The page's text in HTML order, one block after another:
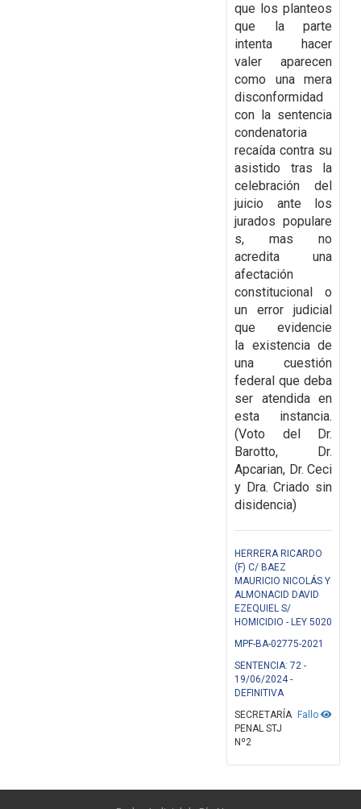
que los planteos
que la parte
intenta hacer
valer aparecen
como una mera
disconformidad
con la sentencia
condenatoria
recaída contra su
asistido tras la
celebración del
juicio ante los
jurados populare
s, mas no
acredita una
afectación
constitucional o
un error judicial
que evidencie
la existencia de
una cuestión
federal que deba
ser atendida en
esta instancia.
(Voto del Dr.
Barotto, Dr.
Apcarian, Dr. Ceci
y Dra. Criado sin
disidencia)
HERRERA RICARDO
(F) C/ BAEZ
MAURICIO NICOLÁS Y
ALMONACID DAVID
EZEQUIEL S/
HOMICIDIO - LEY 5020
MPF-BA-02775-2021
SENTENCIA: 72 -
19/06/2024 -
DEFINITIVA
Fallo
SECRETARÍA
PENAL STJ
Nº2